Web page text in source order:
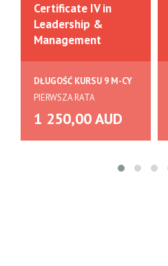
Certificate IV in
Leadership &
Management
DŁUGOŚĆ KURSU 9 M-CY
PIERWSZA RATA
1 250,00 AUD